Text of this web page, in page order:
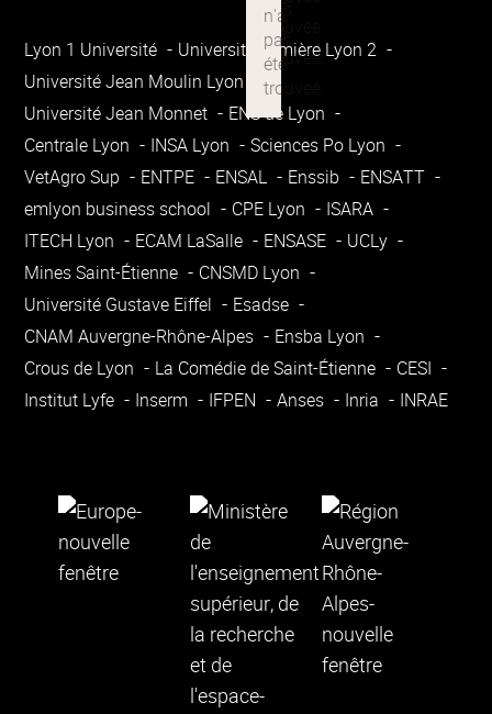
Lyon 1 Université
Université Lumière Lyon 2
Université Jean Moulin Lyon 3
Université Jean Monnet
ENS de Lyon
Centrale Lyon
INSA Lyon
Sciences Po Lyon
VetAgro Sup
ENTPE ENSAL Enssib
ENSATT
emlyon business school
CPE Lyon
ISARA
ITECH Lyon
ECAM LaSalle ENSASE
UCLy
Mines Saint-Étienne
CNSMD Lyon
Université Gustave Eiffel
Esadse
CNAM Auvergne-Rhône-Alpes
Ensba Lyon
Crous de Lyon
La Comédie de Saint-Étienne
CESI
Institut Lyfe
Inserm IFPEN Anses Inria INRAE